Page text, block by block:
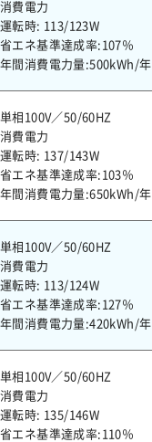
消費電力
運転時: 113/123W
省エネ基準達成率:107％
年間消費電力量:500kWh/年
単相100V／50/60HZ
消費電力
運転時: 137/143W
省エネ基準達成率:103％
年間消費電力量:650kWh/年
単相100V／50/60HZ
消費電力
運転時: 113/124W
省エネ基準達成率:127％
年間消費電力量:420kWh/年
単相100V／50/60HZ
消費電力
運転時: 135/146W
省エネ基準達成率:110％